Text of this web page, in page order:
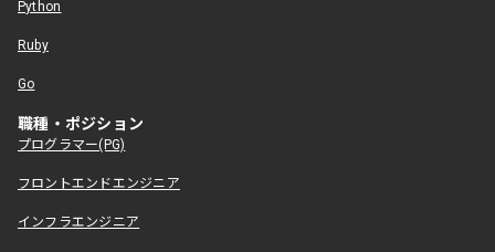
Python
Ruby
Go
職種・ポジション
プログラマー(PG)
フロントエンドエンジニア
インフラエンジニア